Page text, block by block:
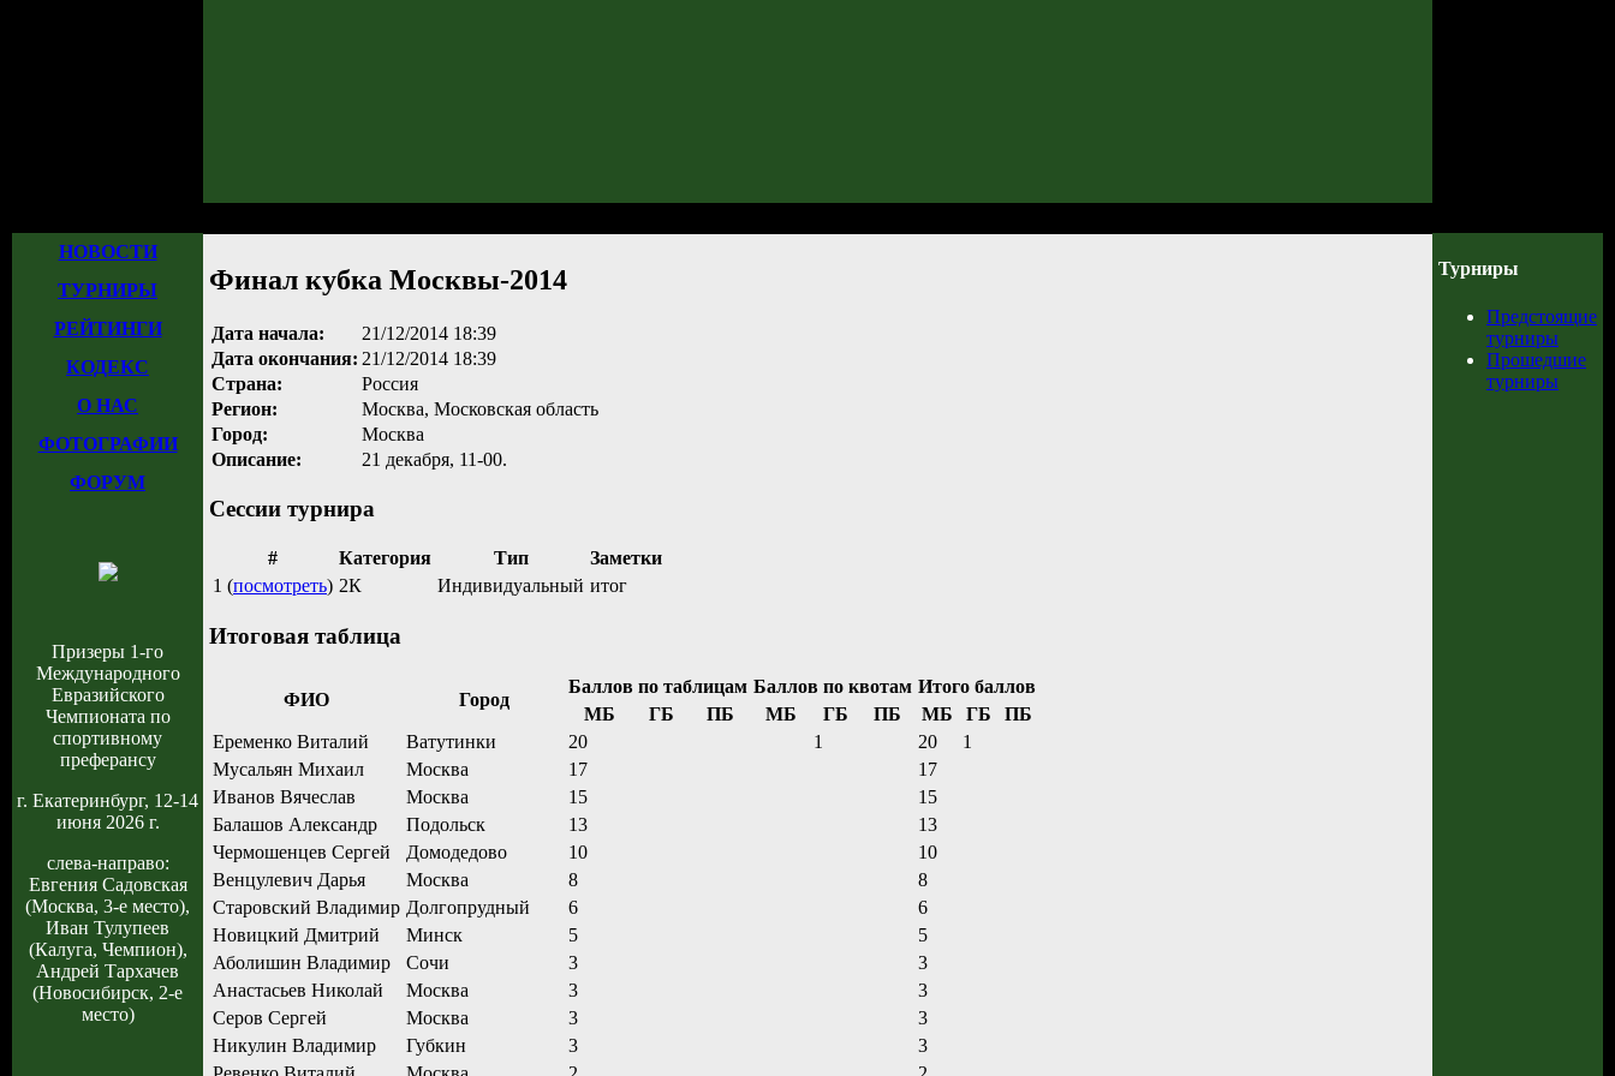
НОВОСТИ
ТУРНИРЫ
РЕЙТИНГИ
КОДЕКС
О НАС
ФОТОГРАФИИ
ФОРУМ
Призеры 1-го
Международного
Евразийского
Чемпионата по
спортивному
преферансу
г. Екатеринбург, 12-14
июня 2026 г.
слева-направо:
Евгения Садовская
(Москва, 3-е место),
Иван Тулупеев
(Калуга, Чемпион),
Андрей Тархачев
(Новосибирск, 2-е
место)
Финал кубка Москвы-2014
Дата начала:
21/12/2014 18:39
Дата окончания: 21/12/2014 18:39
Страна:
Россия
Регион:
Москва, Московская область
Город:
Москва
Описание:
21 декабря, 11-00.
Сессии турнира
# Категория Тип
Заметки
1 (посмотреть) 2К Индивидуальный итог
Итоговая таблица
ФИО Город
Баллов по таблицам Баллов по квотам Итого баллов
МБ
ГБ ПБ МБ ГБ ПБ МБ ГБ
ПБ
Еременко Виталий
Ватутинки 20 1 20
1
Мусальян Михаил
Москва 17
17
Иванов Вячеслав
Москва 15
15
Балашов Александр
Подольск 13
13
Чермошенцев Сергей
Домодедово 10
10
Венцулевич Дарья
Москва 8
8
Старовский Владимир Долгопрудный 6
6
Новицкий Дмитрий
Минск 5
5
Аболишин Владимир
Сочи 3
3
Анастасьев Николай
Москва 3
3
Серов Сергей
Москва 3
3
Никулин Владимир
Губкин 3
3
Турниры
Предстоящие
турниры
Прошедшие
турниры